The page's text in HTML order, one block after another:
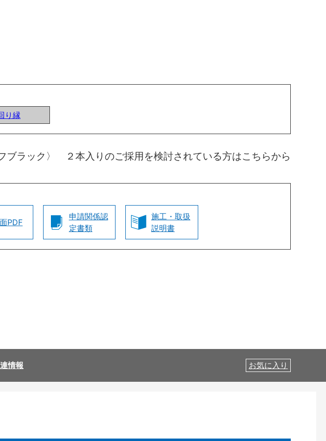
り縁
ック〉 ２本入りのご採用を検討されている方はこちらから
PDF
申請関係認
定書類
施工・取扱
説明書
情報 お気に入り